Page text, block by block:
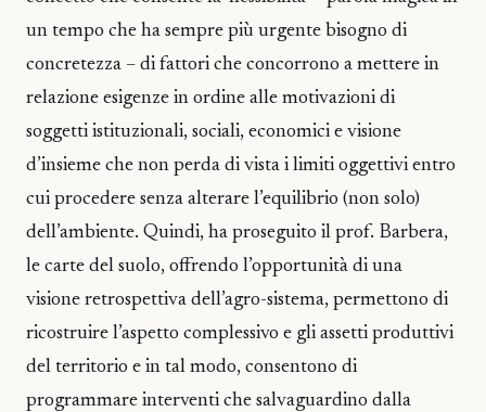
un tempo che ha sempre più urgente bisogno di
concretezza – di fattori che concorrono a mettere in
relazione esigenze in ordine alle motivazioni di
soggetti istituzionali, sociali, economici e visione
d’insieme che non perda di vista i limiti oggettivi entro
cui procedere senza alterare l’equilibrio (non solo)
dell’ambiente. Quindi, ha proseguito il prof. Barbera,
le carte del suolo, offrendo l’opportunità di una
visione retrospettiva dell’agro-sistema, permettono di
ricostruire l’aspetto complessivo e gli assetti produttivi
del territorio e in tal modo, consentono di
programmare interventi che salvaguardino dalla